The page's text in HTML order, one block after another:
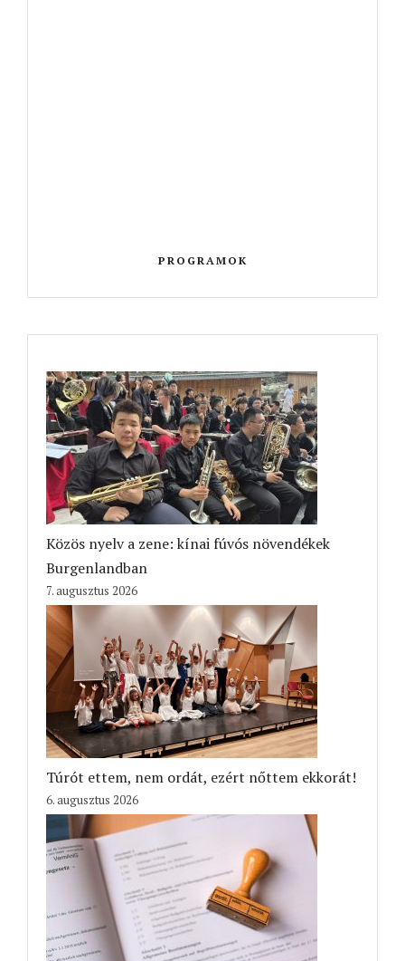
PROGRAMOK
Közös nyelv a zene: kínai fúvós növendékek
Burgenlandban
7. augusztus 2026
Túrót ettem, nem ordát, ezért nőttem ekkorát!
6. augusztus 2026